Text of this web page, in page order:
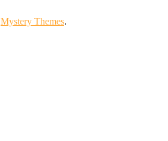
Mystery Themes.